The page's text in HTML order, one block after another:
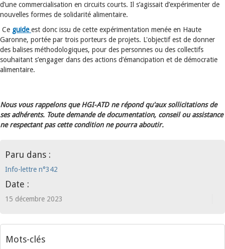
d’une commercialisation en circuits courts. Il s’agissait d’expérimenter de
nouvelles formes de solidarité alimentaire.
Ce guide est donc issu de cette expérimentation menée en Haute
Garonne, portée par trois porteurs de projets. L'objectif est de donner
des balises méthodologiques, pour des personnes ou des collectifs
souhaitant s’engager dans des actions d’émancipation et de démocratie
alimentaire.
Nous vous rappelons que HGI-ATD ne répond qu'aux sollicitations de
ses adhérents. Toute demande de documentation, conseil ou assistance
ne respectant pas cette condition ne pourra aboutir.
Paru dans :
Info-lettre n°342
Date :
15 décembre 2023
Mots-clés